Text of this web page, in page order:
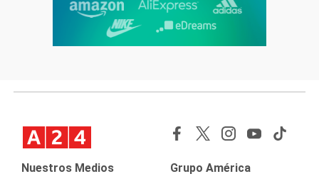
Nuestros Medios Grupo América